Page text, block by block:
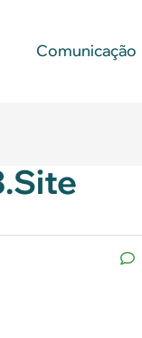
Comunicação